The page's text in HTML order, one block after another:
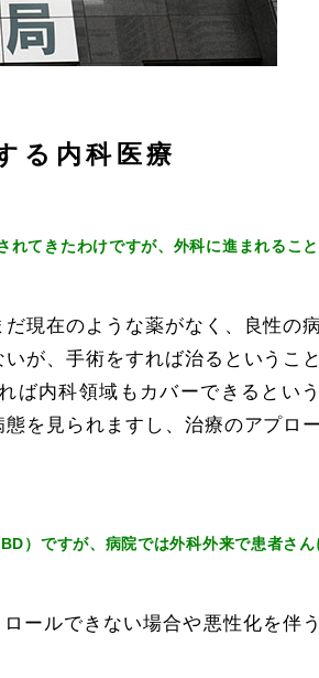
る内科医療
てきたわけですが、外科に進まれること
現在のような薬がなく、良性の
が、手術をすれば治るというこ
ば内科領域もカバーできるとい
を見られますし、治療のアプロ
）ですが、病院では外科外来で患者さ
ールできない場合や悪性化を伴